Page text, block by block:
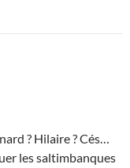
? Hilaire ? Cés…
les saltimbanques